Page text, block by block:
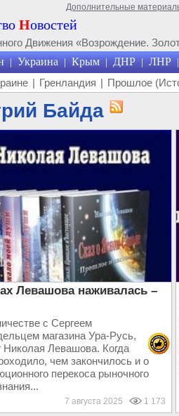
Дополнительные
Новостей
Движения «Возрождение.
| Украина | Крым | ДНР | ЛНР |
| Гренландия | Прошлое
Байда
Левашова наживалась –
с Сергеем
магазина Ура-Русь,
Николая Левашова. Когда
чем закончилось и о
перекоса рыночного
7 августа 2025 1 173